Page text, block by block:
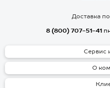
Доставка
8 (800) 707-51-41
Сервис
О